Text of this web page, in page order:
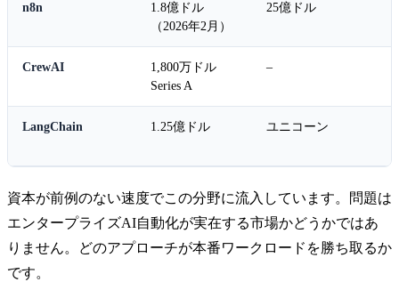
n8n
1.8億ドル
（2026年2月）
25億ドル
CrewAI
1,800万ドル
Series A
–
LangChain 1.25億ドル ユニコーン
資本が前例のない速度でこの分野に流入しています。問題は
エンタープライズAI自動化が実在する市場かどうかではあ
りません。どのアプローチが本番ワークロードを勝ち取るか
です。